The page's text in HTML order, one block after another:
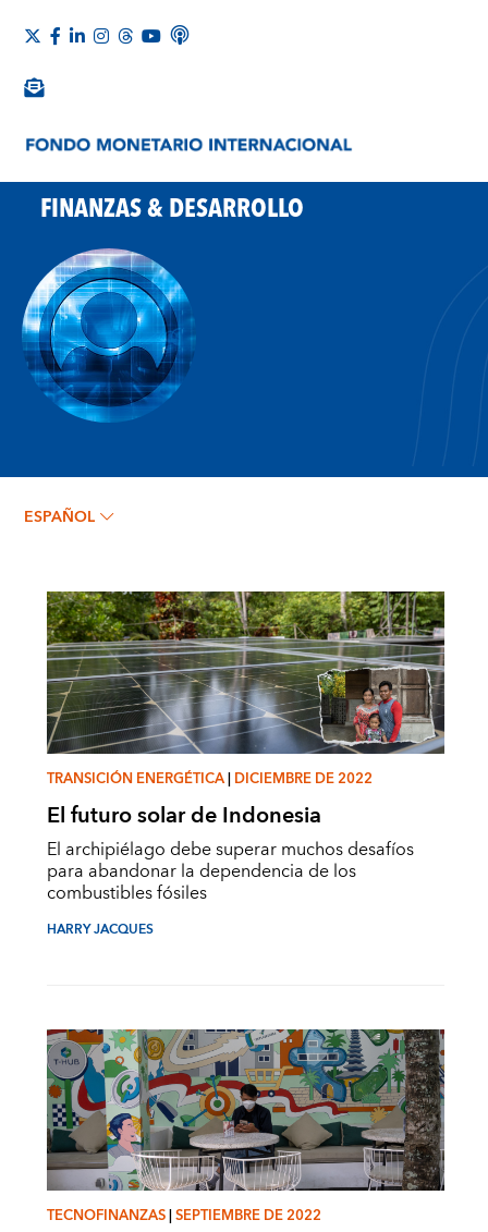
FINANZAS & DESARROLLO
HARRY JACQUES
ESPAÑOL
TRANSICIÓN ENERGÉTICA|DICIEMBRE DE 2022
El futuro solar de Indonesia
El archipiélago debe superar muchos desafíos
para abandonar la dependencia de los
combustibles fósiles
HARRY JACQUES
TECNOFINANZAS|SEPTIEMBRE DE 2022